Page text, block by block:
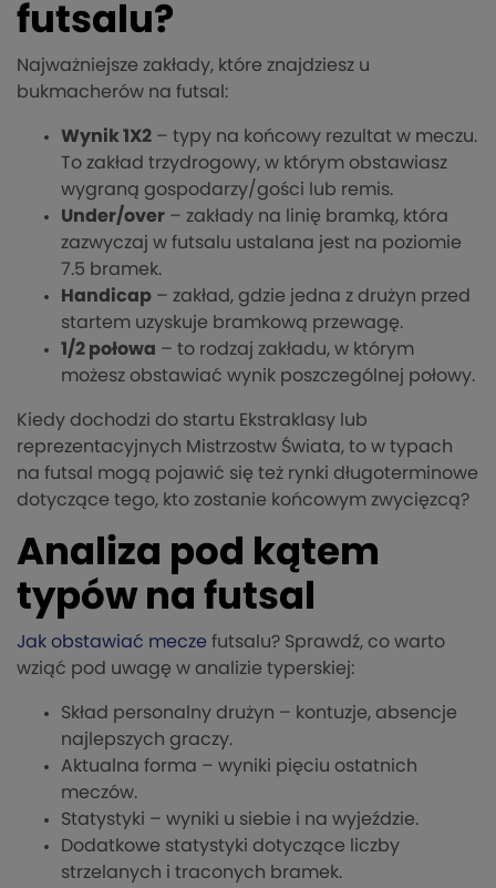
futsalu?
Najważniejsze zakłady, które znajdziesz u
bukmacherów na futsal:
Wynik 1X2 – typy na końcowy rezultat w meczu.
To zakład trzydrogowy, w którym obstawiasz
wygraną gospodarzy/gości lub remis.
Under/over – zakłady na linię bramką, która
zazwyczaj w futsalu ustalana jest na poziomie
7.5 bramek.
Handicap – zakład, gdzie jedna z drużyn przed
startem uzyskuje bramkową przewagę.
1/2 połowa – to rodzaj zakładu, w którym
możesz obstawiać wynik poszczególnej połowy.
Kiedy dochodzi do startu Ekstraklasy lub
reprezentacyjnych Mistrzostw Świata, to w typach
na futsal mogą pojawić się też rynki długoterminowe
dotyczące tego, kto zostanie końcowym zwycięzcą?
Analiza pod kątem
typów na futsal
Jak obstawiać mecze futsalu? Sprawdź, co warto
wziąć pod uwagę w analizie typerskiej:
Skład personalny drużyn – kontuzje, absencje
najlepszych graczy.
Aktualna forma – wyniki pięciu ostatnich
meczów.
Statystyki – wyniki u siebie i na wyjeździe.
Dodatkowe statystyki dotyczące liczby
strzelanych i traconych bramek.